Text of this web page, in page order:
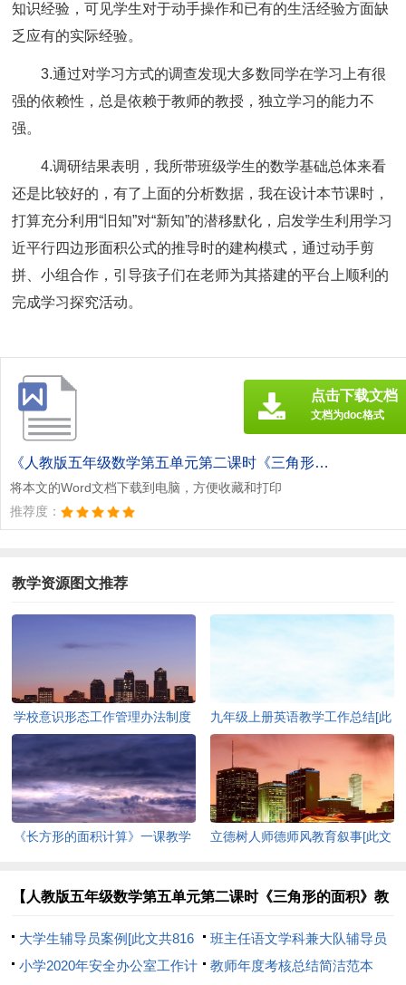
知识经验，可见学生对于动手操作和已有的生活经验方面缺
乏应有的实际经验。
3.通过对学习方式的调查发现大多数同学在学习上有很
强的依赖性，总是依赖于教师的教授，独立学习的能力不
强。
4.调研结果表明，我所带班级学生的数学基础总体来看
还是比较好的，有了上面的分析数据，我在设计本节课时，
打算充分利用“旧知”对“新知”的潜移默化，启发学生利用学习
近平行四边形面积公式的推导时的建构模式，通过动手剪
拼、小组合作，引导孩子们在老师为其搭建的平台上顺利的
完成学习探究活动。
《人教版五年级数学第五单元第二课时《三角形的面积》教学前调研报告[此文共1564字].doc》
将本文的Word文档下载到电脑，方便收藏和打印
推荐度：
点击下载文档
文档为doc格式
教学资源图文推荐
学校意识形态工作管理办法制度
[此文共1797字]
九年级上册英语教学工作总结[此
文共1631字]
《长方形的面积计算》一课教学
立德树人师德师风教育叙事[此文
【人教版五年级数学第五单元第二课时《三角形的面积》教
学前调研报告】相关文章：
大学生辅导员案例[此文共816
字]
班主任语文学科兼大队辅导员
个人工作总结[此文共890字]
小学2020年安全办公室工作计 教师年度考核总结简洁范本